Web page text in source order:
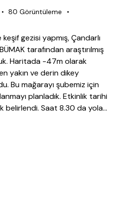
80 Görüntüleme
gezisi yapmış, Çandarlı
tarafından araştırılmış
Haritada -47m olarak
yakın ve derin dikey
Bu mağarayı şubemiz için
planladık. Etkinlik tarihi
belirlendi. Saat 8.30 da yola…